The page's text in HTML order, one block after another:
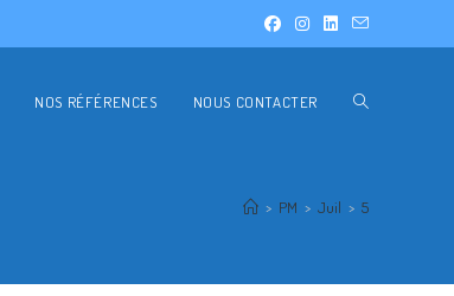
NOS RÉFÉRENCES NOUS CONTACTER
> PM > Juil > 5